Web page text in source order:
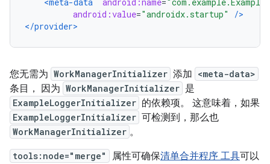
android:value="androidx.startup"
/>
</provider>
您无需为 WorkManagerInitializer 添加 <meta-data>
条目， 因为 WorkManagerInitializer 是
ExampleLoggerInitializer 的依赖项。 这意味着，如果
ExampleLoggerInitializer 可检测到，那么也
WorkManagerInitializer 。
tools:node="merge" 属性可确保清单合并程序 工具可以